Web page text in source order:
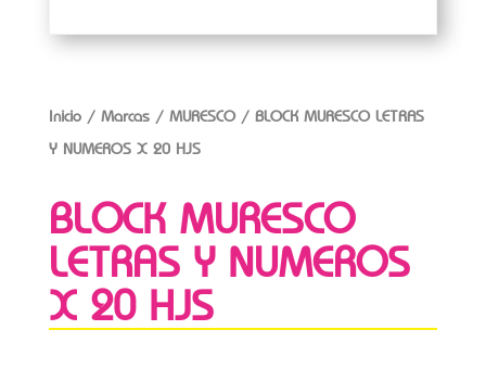
Inicio/ Marcas/ MURESCO/ BLOCK MURESCO LETRAS
Y NUMEROS X 20 HJS
BLOCK MURESCO
LETRAS Y NUMEROS
X 20 HJS